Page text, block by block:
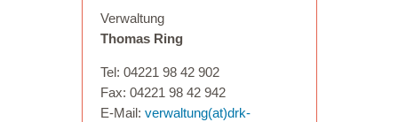
Verwaltung
Thomas Ring
Tel: 04221 98 42 902
Fax: 04221 98 42 942
E-Mail: verwaltung(at)drk-